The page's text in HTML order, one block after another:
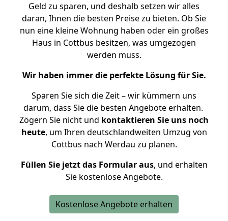
Geld zu sparen, und deshalb setzen wir alles
daran, Ihnen die besten Preise zu bieten. Ob Sie
nun eine kleine Wohnung haben oder ein großes
Haus in Cottbus besitzen, was umgezogen
werden muss.
Wir haben immer die perfekte Lösung für Sie.
Sparen Sie sich die Zeit – wir kümmern uns
darum, dass Sie die besten Angebote erhalten.
Zögern Sie nicht und kontaktieren Sie uns noch
heute, um Ihren deutschlandweiten Umzug von
Cottbus nach Werdau zu planen.
Füllen Sie jetzt das Formular aus, und erhalten
Sie kostenlose Angebote.
Kostenlose Angebote erhalten